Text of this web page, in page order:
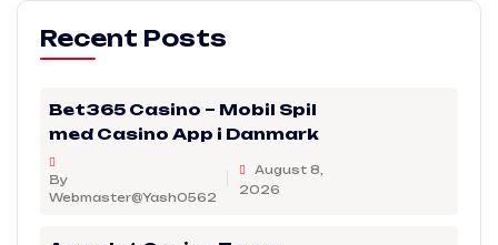
Recent Posts
Bet365 Casino – Mobil Spil
med Casino App i Danmark
By
Webmaster@Yash0562
August 8,
2026